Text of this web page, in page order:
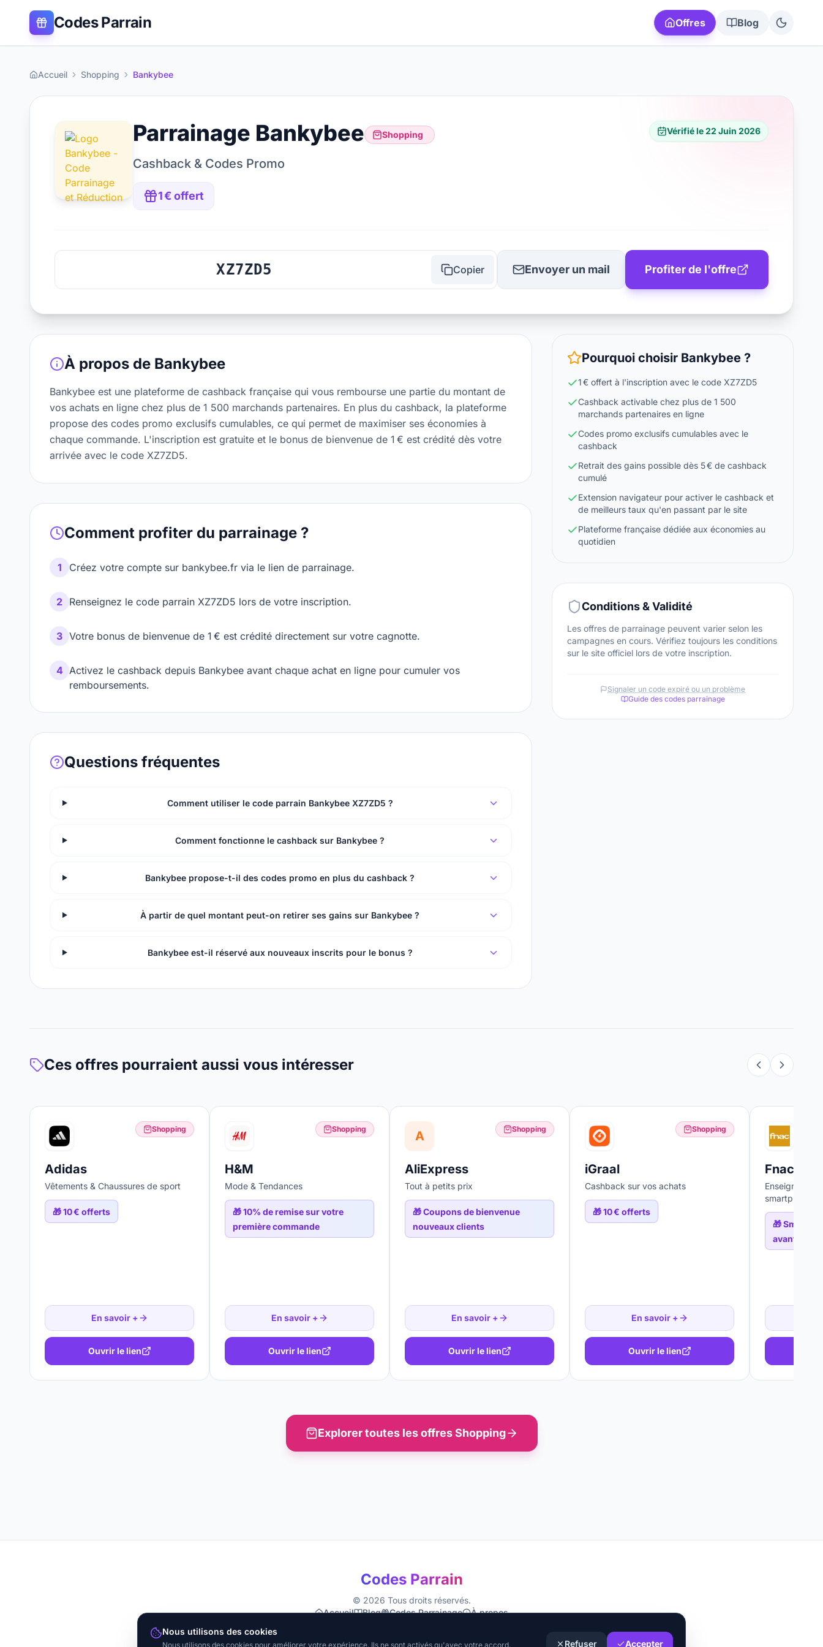
Codes Parrain Offres Blog
Accueil Shopping Bankybee
Vérifié le22 Juin 2026
Parrainage Bankybee Shopping
Cashback & Codes Promo
1 € offert
XZ7ZD5 Copier Envoyer un mail Profiter de l'offre
À propos de Bankybee
Bankybee est une plateforme de cashback française qui vous rembourse une partie du montant de
vos achats en ligne chez plus de 1 500 marchands partenaires. En plus du cashback, la plateforme
propose des codes promo exclusifs cumulables, ce qui permet de maximiser ses économies à
chaque commande. L'inscription est gratuite et le bonus de bienvenue de 1 € est crédité dès votre
arrivée avec le code XZ7ZD5.
Comment profiter du parrainage ?
1 Créez votre compte sur bankybee.fr via le lien de parrainage.
2 Renseignez le code parrain XZ7ZD5 lors de votre inscription.
3 Votre bonus de bienvenue de 1 € est crédité directement sur votre cagnotte.
4 Activez le cashback depuis Bankybee avant chaque achat en ligne pour cumuler vos
remboursements.
Questions fréquentes
Comment utiliser le code parrain Bankybee XZ7ZD5 ?
Comment fonctionne le cashback sur Bankybee ?
Bankybee propose-t-il des codes promo en plus du cashback ?
À partir de quel montant peut-on retirer ses gains sur Bankybee ?
Bankybee est-il réservé aux nouveaux inscrits pour le bonus ?
Pourquoi choisir Bankybee ?
1 € offert à l'inscription avec le code XZ7ZD5
Cashback activable chez plus de 1 500
marchands partenaires en ligne
Codes promo exclusifs cumulables avec le
cashback
Retrait des gains possible dès 5 € de cashback
cumulé
Extension navigateur pour activer le cashback et
de meilleurs taux qu'en passant par le site
Plateforme française dédiée aux économies au
quotidien
Conditions & Validité
Les offres de parrainage peuvent varier selon les
campagnes en cours. Vérifiez toujours les conditions
sur le site officiel lors de votre inscription.
Signaler un code expiré ou un problème
Guide des codes parrainage
Ces offres pourraient aussi vous intéresser
Shopping
Adidas
Vêtements & Chaussures de sport
🎁10 € offerts
En savoir +
Ouvrir le lien
Shopping
H&M
Mode & Tendances
🎁10% de remise sur votre
première commande
En savoir +
Ouvrir le lien
A Shopping
AliExpress
Tout à petits prix
🎁Coupons de bienvenue
nouveaux clients
En savoir +
Ouvrir le lien
Shopping
iGraal
Cashback sur vos achats
🎁10 € offerts
En savoir +
Ouvrir le lien
Fnac
Enseigne
smartphones
🎁
avantages
Explorer toutes les offresShopping
Nous utilisons des cookies
Nous utilisons des cookies pour améliorer votre expérience. Ils ne sont activés qu'avec votre accord. Refuser Accepter
Codes Parrain
© 2026 Tous droits réservés.
Accueil
Blog Codes Parrainage
À propos